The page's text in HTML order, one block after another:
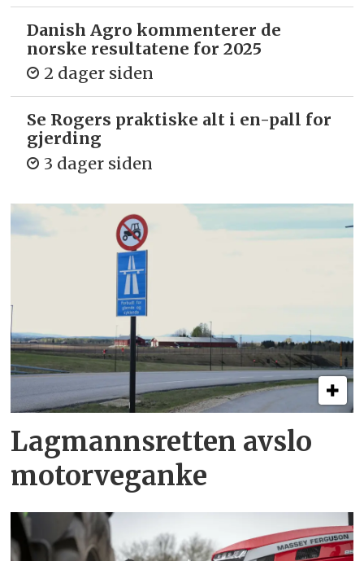
Danish Agro kommenterer de
norske resultatene for 2025
2 dager siden
Se Rogers praktiske alt i en-pall for
gjerding
3 dager siden
Lagmannsretten avslo
motorveganke